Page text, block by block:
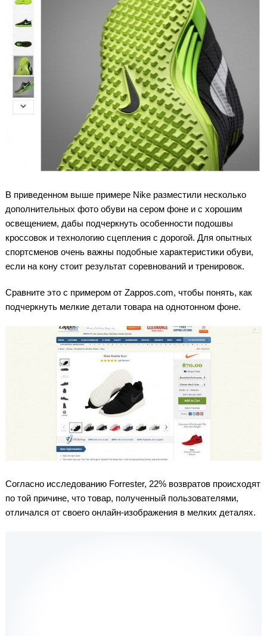
В приведенном выше примере Nike разместили несколько
дополнительных фото обуви на сером фоне и с хорошим
освещением, дабы подчеркнуть особенности подошвы
кроссовок и технологию сцепления с дорогой. Для опытных
спортсменов очень важны подобные характеристики обуви,
если на кону стоит результат соревнований и тренировок.
Сравните это с примером от Zappos.com, чтобы понять, как
подчеркнуть мелкие детали товара на однотонном фоне.
Согласно исследованию Forrester, 22% возвратов происходят
по той причине, что товар, полученный пользователями,
отличался от своего онлайн-изображения в мелких деталях.